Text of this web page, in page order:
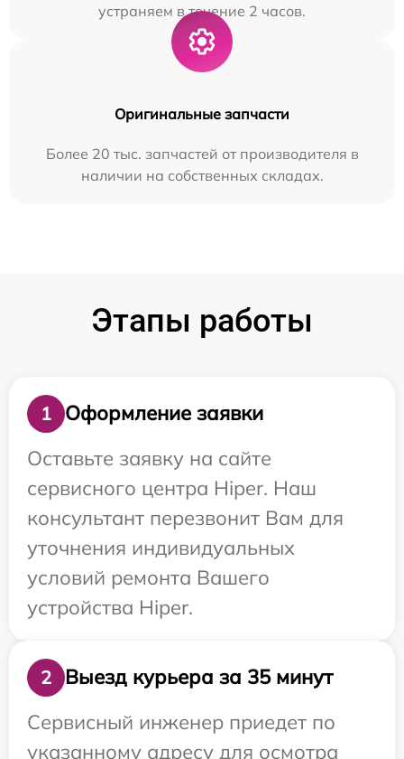
устраняем в течение 2 часов.
Оригинальные запчасти
Более 20 тыс. запчастей от производителя в
наличии на собственных складах.
Этапы работы
1
Оформление заявки
Оставьте заявку на сайте
сервисного центра Hiper. Наш
консультант перезвонит Вам для
уточнения индивидуальных
условий ремонта Вашего
устройства Hiper.
2
Выезд курьера за 35 минут
Сервисный инженер приедет по
указанному адресу для осмотра